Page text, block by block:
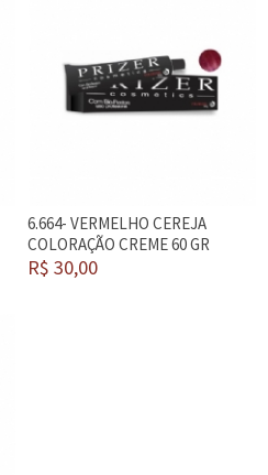
6.664- VERMELHO CEREJA
COLORAÇÃO CREME 60 GR
R$ 30,00